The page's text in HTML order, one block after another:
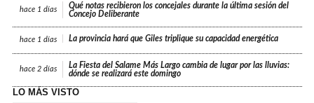
hace 1 días
Qué notas recibieron los concejales durante la última sesión del
Concejo Deliberante
hace 1 días La provincia hará que Giles triplique su capacidad energética
hace 2 días
La Fiesta del Salame Más Largo cambia de lugar por las lluvias:
dónde se realizará este domingo
LO MÁS VISTO